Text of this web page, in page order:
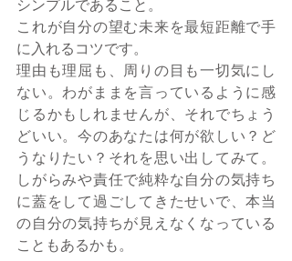
シンプルであること。
これが自分の望む未来を最短距離で手
に入れるコツです。
理由も理屈も、周りの目も一切気にし
ない。わがままを言っているように感
じるかもしれませんが、それでちょう
どいい。今のあなたは何が欲しい？ど
うなりたい？それを思い出してみて。
しがらみや責任で純粋な自分の気持ち
に蓋をして過ごしてきたせいで、本当
の自分の気持ちが見えなくなっている
こともあるかも。